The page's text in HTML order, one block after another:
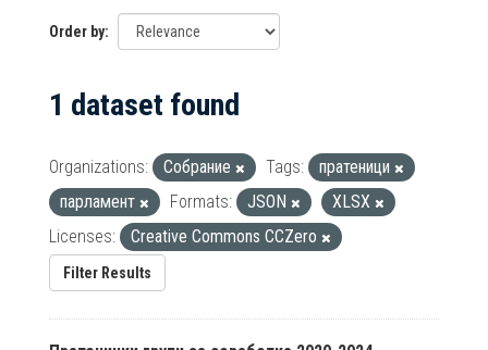
Order by
1 dataset found
Organizations: Собрание Tags:
пратеници
парламент
Formats: JSON
XLSX
Licenses:
Creative Commons CCZero
Filter Results